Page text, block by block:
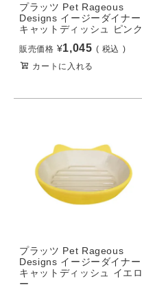
プラッツ Pet Rageous
Designs イージーダイナー
キャットディッシュ ピンク
販売価格 ¥1,045
税込
カートに入れる
プラッツ Pet Rageous
Designs イージーダイナー
キャットディッシュ イエロ
ー